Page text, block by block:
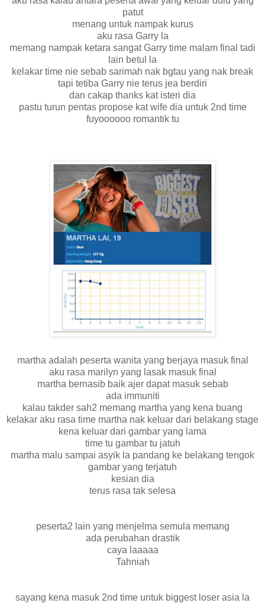
patut
menang untuk nampak kurus
aku rasa Garry la
memang nampak ketara sangat Garry time malam final tadi
lain betul la
kelakar time nie sebab sarimah nak bgtau yang nak break
tapi tetiba Garry nie terus jea berdiri
dan cakap thanks kat isteri dia
pastu turun pentas propose kat wife dia untuk 2nd time
fuyoooooo romantik tu
martha adalah peserta wanita yang berjaya masuk final
aku rasa marilyn yang lasak masuk final
martha bernasib baik ajer dapat masuk sebab
ada immuniti
kalau takder sah2 memang martha yang kena buang
kelakar aku rasa time martha nak keluar dari belakang stage
kena keluar dari gambar yang lama
time tu gambar tu jatuh
martha malu sampai asyik la pandang ke belakang tengok
gambar yang terjatuh
kesian dia
terus rasa tak selesa
peserta2 lain yang menjelma semula memang
ada perubahan drastik
caya laaaaa
Tahniah
sayang kena masuk 2nd time untuk biggest loser asia la